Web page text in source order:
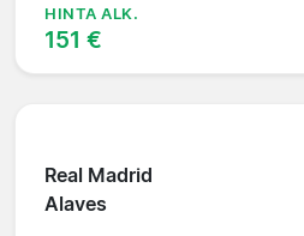
HINTA ALK.
151 €
Real Madrid
Alaves